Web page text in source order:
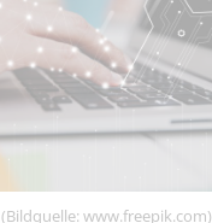
(Bildquelle: www.freepik.com)